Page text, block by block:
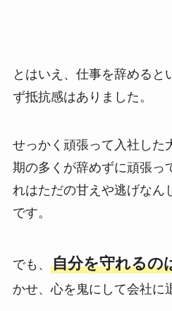
とはいえ、仕事を辞めると
ず抵抗感はありました。
せっかく頑張って入社した
期の多くが辞めずに頑張っ
れはただの甘えや逃げなん
です。
でも、 自分を守れるの
かせ、心を鬼にして会社に